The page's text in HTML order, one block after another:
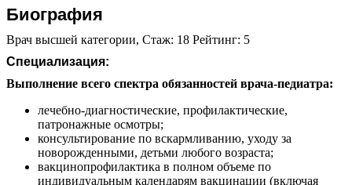
Биография
Врач высшей категории, Стаж: 18 Рейтинг: 5
Специализация:
Выполнение всего спектра обязанностей врача-педиатра:
лечебно-диагностические, профилактические,
патронажные осмотры;
консультирование по вскармливанию, уходу за
новорожденными, детьми любого возраста;
вакцинопрофилактика в полном объеме по
индивидуальным календарям вакцинации (включая